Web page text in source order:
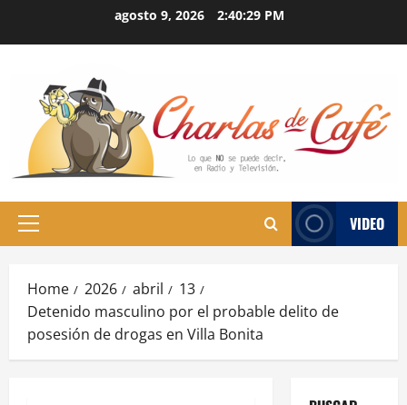
agosto 9, 2026 2:40:29 PM
Primary
VIDEO
Home 2026 abril
13
Detenido masculino por el probable delito de
posesión de drogas en Villa Bonita